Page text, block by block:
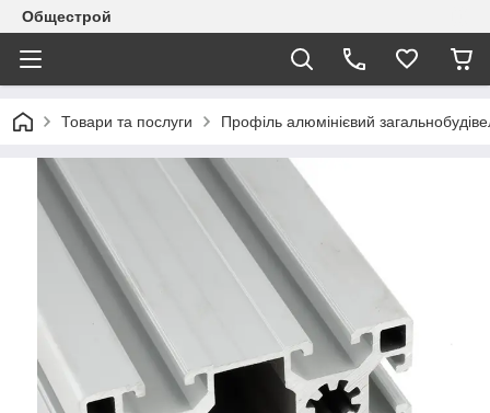
Общестрой
Товари та послуги Профіль алюмінієвий